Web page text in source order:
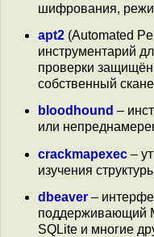
шифрования,
apt2 (Automated
инструментарий
проверки
собственный
bloodhound –
или
crackmapexec –
изучения
dbeaver –
поддерживающий
SQLite и многие